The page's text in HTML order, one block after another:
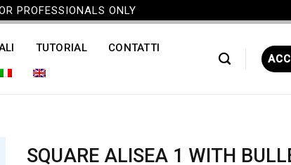
PROFESSIONALS ONLY
TUTORIAL CONTATTI
SQUARE ALISEA 1 WITH